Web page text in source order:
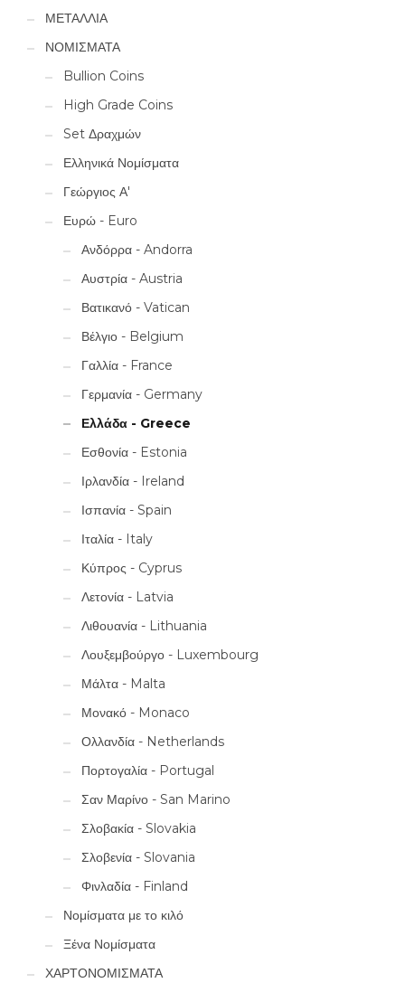
ΜΕΤΑΛΛΙΑ
ΝΟΜΙΣΜΑΤΑ
Bullion Coins
High Grade Coins
Set Δραχμών
Ελληνικά Νομίσματα
Γεώργιος Α'
Ευρώ - Euro
Ανδόρρα - Andorra
Αυστρία - Austria
Βατικανό - Vatican
Βέλγιο - Belgium
Γαλλία - France
Γερμανία - Germany
Ελλάδα - Greece
Εσθονία - Estonia
Ιρλανδία - Ireland
Ισπανία - Spain
Ιταλία - Italy
Κύπρος - Cyprus
Λετονία - Latvia
Λιθουανία - Lithuania
Λουξεμβούργο - Luxembourg
Μάλτα - Malta
Μονακό - Monaco
Ολλανδία - Netherlands
Πορτογαλία - Portugal
Σαν Μαρίνο - San Marino
Σλοβακία - Slovakia
Σλοβενία - Slovania
Φινλαδία - Finland
Νομίσματα με το κιλό
Ξένα Νομίσματα
ΧΑΡΤΟΝΟΜΙΣΜΑΤΑ